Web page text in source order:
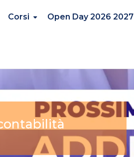
Corsi Open Day 2026 2027